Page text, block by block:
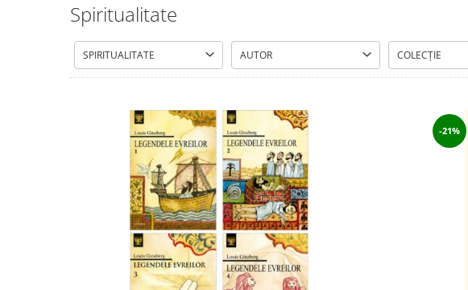
Spiritualitate
SPIRITUALITATE AUTOR COLECȚIE
-21%